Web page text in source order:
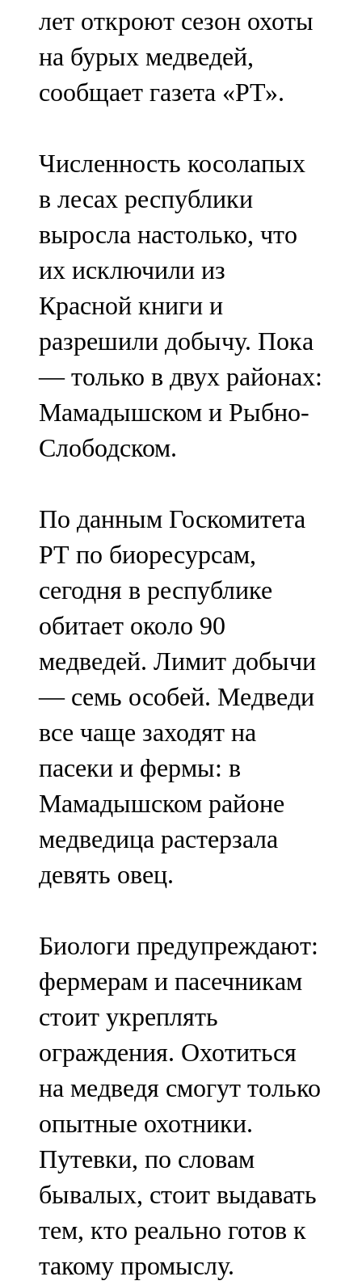
107,8 FM
Теләче
106,1 FM
102,6 FM
Чирмешән
107,7 FM
Чистай
103,0 FM
Чүпрәле
91,0 FM
Шәмәрдән
102,3 FM
107,0 FM
Яр Чаллы
105,5 FM
лет откроют сезон охоты
на бурых медведей,
сообщает газета «РТ».
Численность косолапых
в лесах республики
выросла настолько, что
их исключили из
Красной книги и
разрешили добычу. Пока
— только в двух районах:
Мамадышском и Рыбно-
Слободском.
По данным Госкомитета
РТ по биоресурсам,
сегодня в республике
обитает около 90
медведей. Лимит добычи
— семь особей. Медведи
все чаще заходят на
пасеки и фермы: в
Мамадышском районе
медведица растерзала
девять овец.
Биологи предупреждают:
фермерам и пасечникам
стоит укреплять
ограждения. Охотиться
на медведя смогут только
опытные охотники.
Путевки, по словам
бывалых, стоит выдавать
тем, кто реально готов к
такому промыслу.